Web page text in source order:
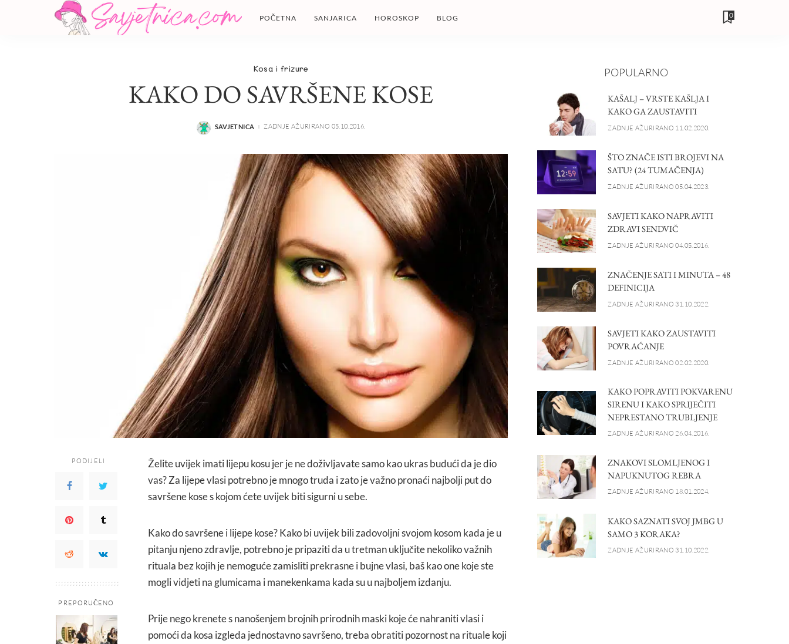
POČETNA SANJARICA HOROSKOP BLOG 0
Kosa i frizure
KAKO DO SAVRŠENE KOSE
POSTED
SAVJETNICA ZADNJE AŽURIRANO 05.10.2016.
PODIJELI
PREPORUČENO
Želite uvijek imati lijepu kosu jer je ne doživljavate samo kao ukras budući da je dio
vas? Za lijepe vlasi potrebno je mnogo truda i zato je važno pronaći najbolji put do
savršene kose s kojom ćete uvijek biti sigurni u sebe.
Kako do savršene i lijepe kose? Kako bi uvijek bili zadovoljni svojom kosom kada je u
pitanju njeno zdravlje, potrebno je pripaziti da u tretman uključite nekoliko važnih
rituala bez kojih je nemoguće zamisliti prekrasne i bujne vlasi, baš kao one koje ste
mogli vidjeti na glumicama i manekenkama kada su u najboljem izdanju.
Prije nego krenete s nanošenjem brojnih prirodnih maski koje će nahraniti vlasi i
pomoći da kosa izgleda jednostavno savršeno, treba obratiti pozornost na rituale koji
POPULARNO
KAŠALJ – VRSTE KAŠLJA I
KAKO GA ZAUSTAVITI
ZADNJE AŽURIRANO 11.02.2020.
ŠTO ZNAČE ISTI BROJEVI NA
SATU? (24 TUMAČENJA)
ZADNJE AŽURIRANO 05.04.2023.
SAVJETI KAKO NAPRAVITI
ZDRAVI SENDVIČ
ZADNJE AŽURIRANO 04.05.2016.
ZNAČENJE SATI I MINUTA – 48
DEFINICIJA
ZADNJE AŽURIRANO 31.10.2022.
SAVJETI KAKO ZAUSTAVITI
POVRAĆANJE
ZADNJE AŽURIRANO 02.02.2020.
KAKO POPRAVITI POKVARENU
SIRENU I KAKO SPRIJEČITI
NEPRESTANO TRUBLJENJE
ZADNJE AŽURIRANO 26.04.2016.
ZNAKOVI SLOMLJENOG I
NAPUKNUTOG REBRA
ZADNJE AŽURIRANO 18.01.2024.
KAKO SAZNATI SVOJ JMBG U
SAMO 3 KORAKA?
ZADNJE AŽURIRANO 31.10.2022.